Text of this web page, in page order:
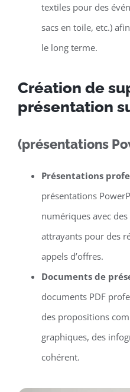
textiles pour des
sacs en toile, etc.)
le long terme.
Création de
présentation
(présentations
Présentations
présentations
numériques avec
attrayants pour des
appels d’offres.
Documents de
documents PDF
des propositions
graphiques, des
cohérent.